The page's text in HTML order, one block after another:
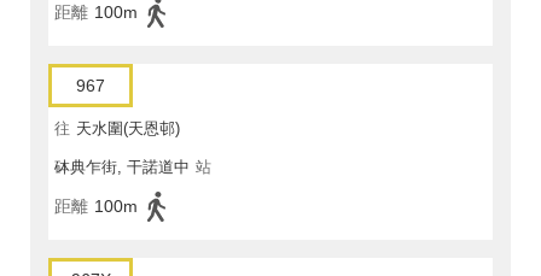
距離 100m
967
往 天水圍(天恩邨)
砵典乍街, 干諾道中 站
距離 100m